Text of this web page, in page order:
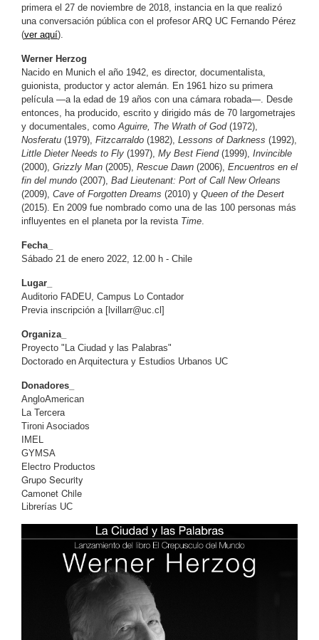
primera el 27 de noviembre de 2018, instancia en la que realizó
una conversación pública con el profesor ARQ UC Fernando Pérez
(ver aquí).
Werner Herzog
Nacido en Munich el año 1942, es director, documentalista,
guionista, productor y actor alemán. En 1961 hizo su primera
película —a la edad de 19 años con una cámara robada—. Desde
entonces, ha producido, escrito y dirigido más de 70 largometrajes
y documentales, como Aguirre, The Wrath of God(1972),
Nosferatu (1979), Fitzcarraldo (1982), Lessons of Darkness (1992),
Little Dieter Needs to Fly (1997), My Best Fiend(1999), Invincible
(2000), Grizzly Man (2005), Rescue Dawn (2006), Encuentros en el
fin del mundo (2007), Bad Lieutenant: Port of Call New Orleans
(2009), Cave of Forgotten Dreams (2010) y Queen of the Desert
(2015). En 2009 fue nombrado como una de las 100 personas más
influyentes en el planeta por la revista Time
Fecha_
Sábado 21 de enero 2022, 12.00 h - Chile
Lugar_
Auditorio FADEU, Campus Lo Contador
Previa inscripción a [ lvillarr@uc.cl ]
Organiza_
Proyecto "La Ciudad y las Palabras"
Doctorado en Arquitectura y Estudios Urbanos UC
Donadores_
AngloAmerican
La Tercera
Tironi Asociados
IMEL
GYMSA
Electro Productos
Grupo Security
Camonet Chile
Librerías UC